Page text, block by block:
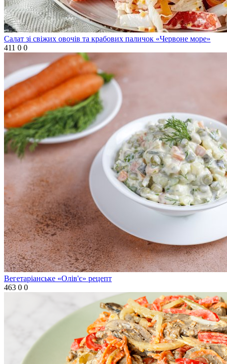
Салат зі свіжих овочів та крабових паличок «Червоне море»
411 0 0
Вегетаріанське «Олів'є» рецепт
463 0 0